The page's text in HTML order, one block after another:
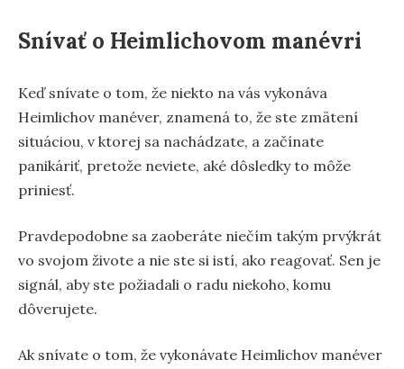
Snívať o Heimlichovom manévri
Keď snívate o tom, že niekto na vás vykonáva
Heimlichov manéver, znamená to, že ste zmätení
situáciou, v ktorej sa nachádzate, a začínate
panikáriť, pretože neviete, aké dôsledky to môže
priniesť.
Pravdepodobne sa zaoberáte niečím takým prvýkrát
vo svojom živote a nie ste si istí, ako reagovať. Sen je
signál, aby ste požiadali o radu niekoho, komu
dôverujete.
Ak snívate o tom, že vykonávate Heimlichov manéver